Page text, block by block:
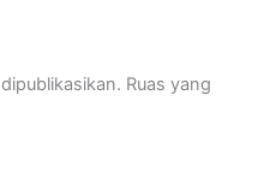
Ruas yang